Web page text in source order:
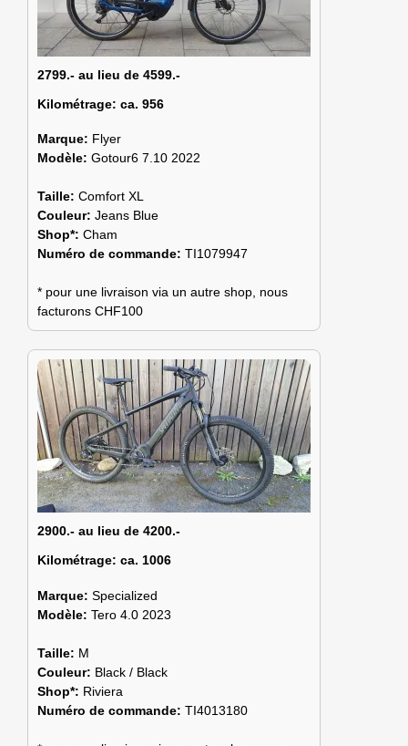
2799.- au lieu de 4599.-
Kilométrage: ca. 956
Marque: Flyer
Modèle: Gotour6 7.10 2022
Taille: Comfort XL
Couleur: Jeans Blue
Shop*: Cham
Numéro de commande: TI1079947
* pour une livraison via un autre shop, nous
facturons CHF100
2900.- au lieu de 4200.-
Kilométrage: ca. 1006
Marque: Specialized
Modèle: Tero 4.0 2023
Taille: M
Couleur: Black / Black
Shop*: Riviera
Numéro de commande: TI4013180